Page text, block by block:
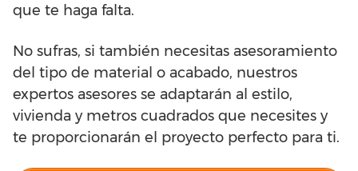
que te haga falta.
No sufras, si también necesitas asesoramiento
del tipo de material o acabado, nuestros
expertos asesores se adaptarán al estilo,
vivienda y metros cuadrados que necesites y
te proporcionarán el proyecto perfecto para ti.